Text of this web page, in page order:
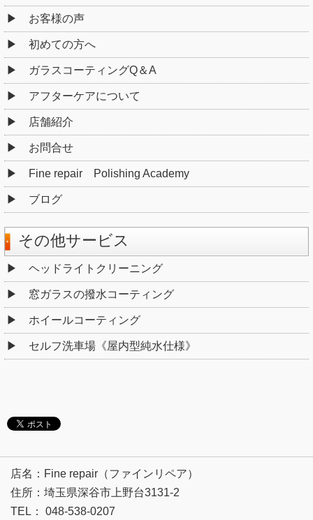
お客様の声
初めての方へ
ガラスコーティングQ＆A
アフターケアについて
店舗紹介
お問合せ
Fine repair Polishing Academy
ブログ
その他サービス
ヘッドライトクリーニング
窓ガラスの撥水コーティング
ホイールコーティング
セルフ洗車場《屋内型純水仕様》
店名：Fine repair（ファインリペア）
住所：埼玉県深谷市上野台3131-2
TEL： 048-538-0207